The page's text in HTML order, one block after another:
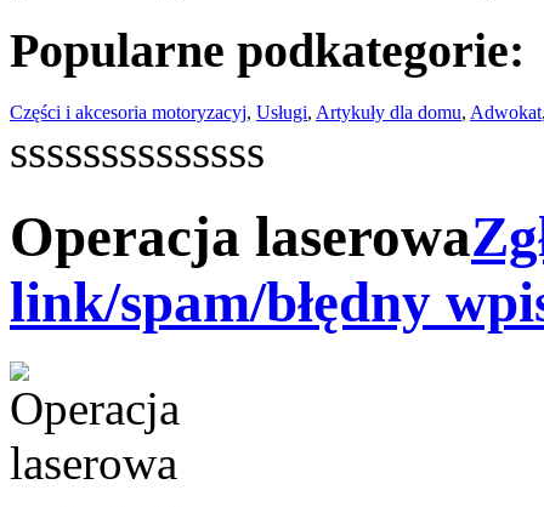
Popularne podkategorie:
Części i akcesoria motoryzacyj, Usługi, Artykuły dla domu, Adwokat
ssssssssssssss
Operacja laserowa
link/spam/błędny